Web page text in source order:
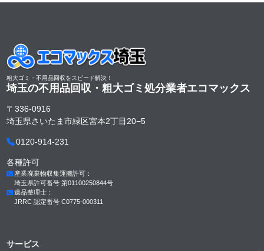
粗大ゴミ・不用品回収をスピード解決！
埼玉の不用品回収・粗大ゴミ処分業者エコマックス
〒336-0916
埼玉県さいたま市緑区宮本2丁目20−5
0120-914-231
各種許可
産業廃棄物収集運搬許可：
埼玉県許可番号 第01100250844号
遺品整理士：
JRRC 認定番号 C0775-000311
サービス